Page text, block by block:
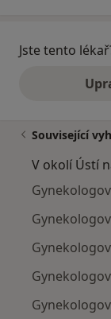
Jste tento
Související
V okolí Ústí